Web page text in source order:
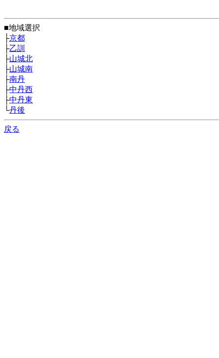
■地域選択
├京都
├乙訓
├山城北
├山城南
├南丹
├中丹西
├中丹東
└丹後
戻る